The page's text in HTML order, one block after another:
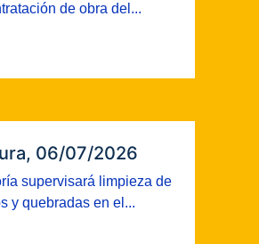
de obra del...
06/07/2026
supervisará limpieza de
y quebradas en el...